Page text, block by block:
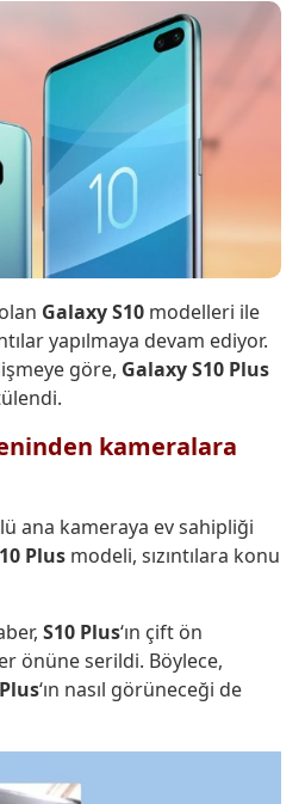
Galaxy S10 modelleri ile
yapılmaya devam ediyor.
göre, Galaxy S10 Plus
kameralara
ana kameraya ev sahipliği
Plus modeli, sızıntılara konu
S10 Plus‘ın çift ön
önüne serildi. Böylece,
‘ın nasıl görüneceği de